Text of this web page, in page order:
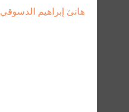
هانئ إبراهيم الدسوقي